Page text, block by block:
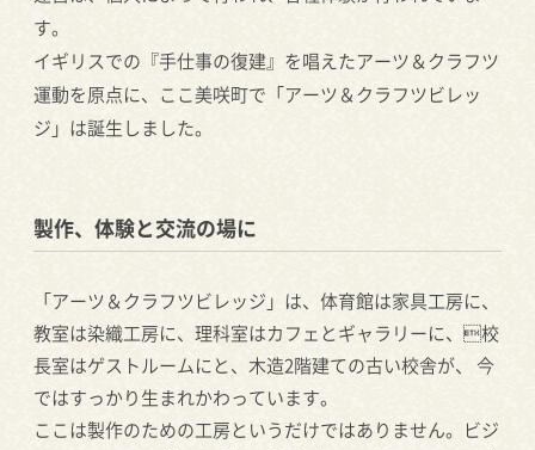
す。
イギリスでの『手仕事の復建』を唱えたアーツ＆クラフツ
運動を原点に、ここ美咲町で「アーツ＆クラフツビレッ
ジ」は誕生しました。
製作、体験と交流の場に
「アーツ＆クラフツビレッジ」は、体育館は家具工房に、
教室は染織工房に、理科室はカフェとギャラリーに、校
長室はゲストルームにと、木造2階建ての古い校舎が、 今
ではすっかり生まれかわっています。
ここは製作のための工房というだけではありません。ビジ